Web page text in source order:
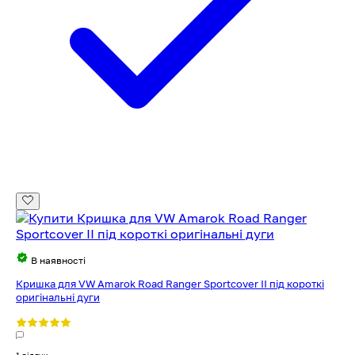
В наявності
Кришка для VW Amarok Road Ranger Sportcover II під короткі
оригінальні дуги